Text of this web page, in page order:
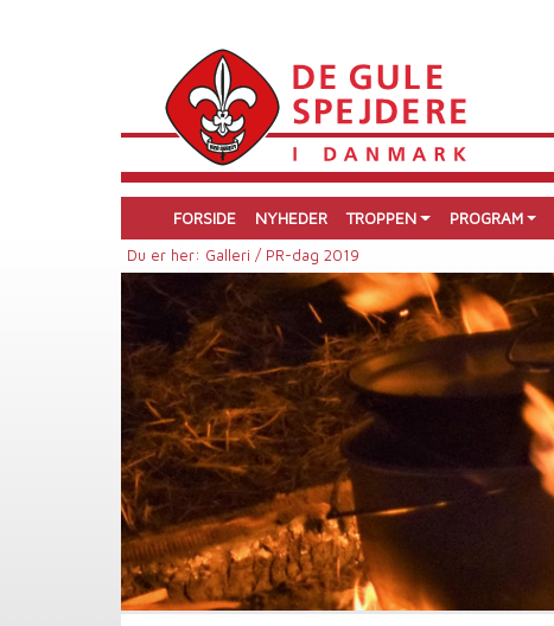
FORSIDE NYHEDER TROPPEN PROGRAM
Du er her: Galleri / PR-dag 2019